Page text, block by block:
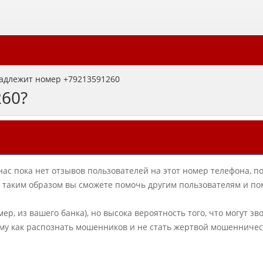
номер +79213591260
пока нет отзывов пользователей на этот номер телефона,
образом вы сможете помочь другим пользователям и
из вашего банка), но высока вероятность того, что могут
как распознать мошенников и не стать жертвой